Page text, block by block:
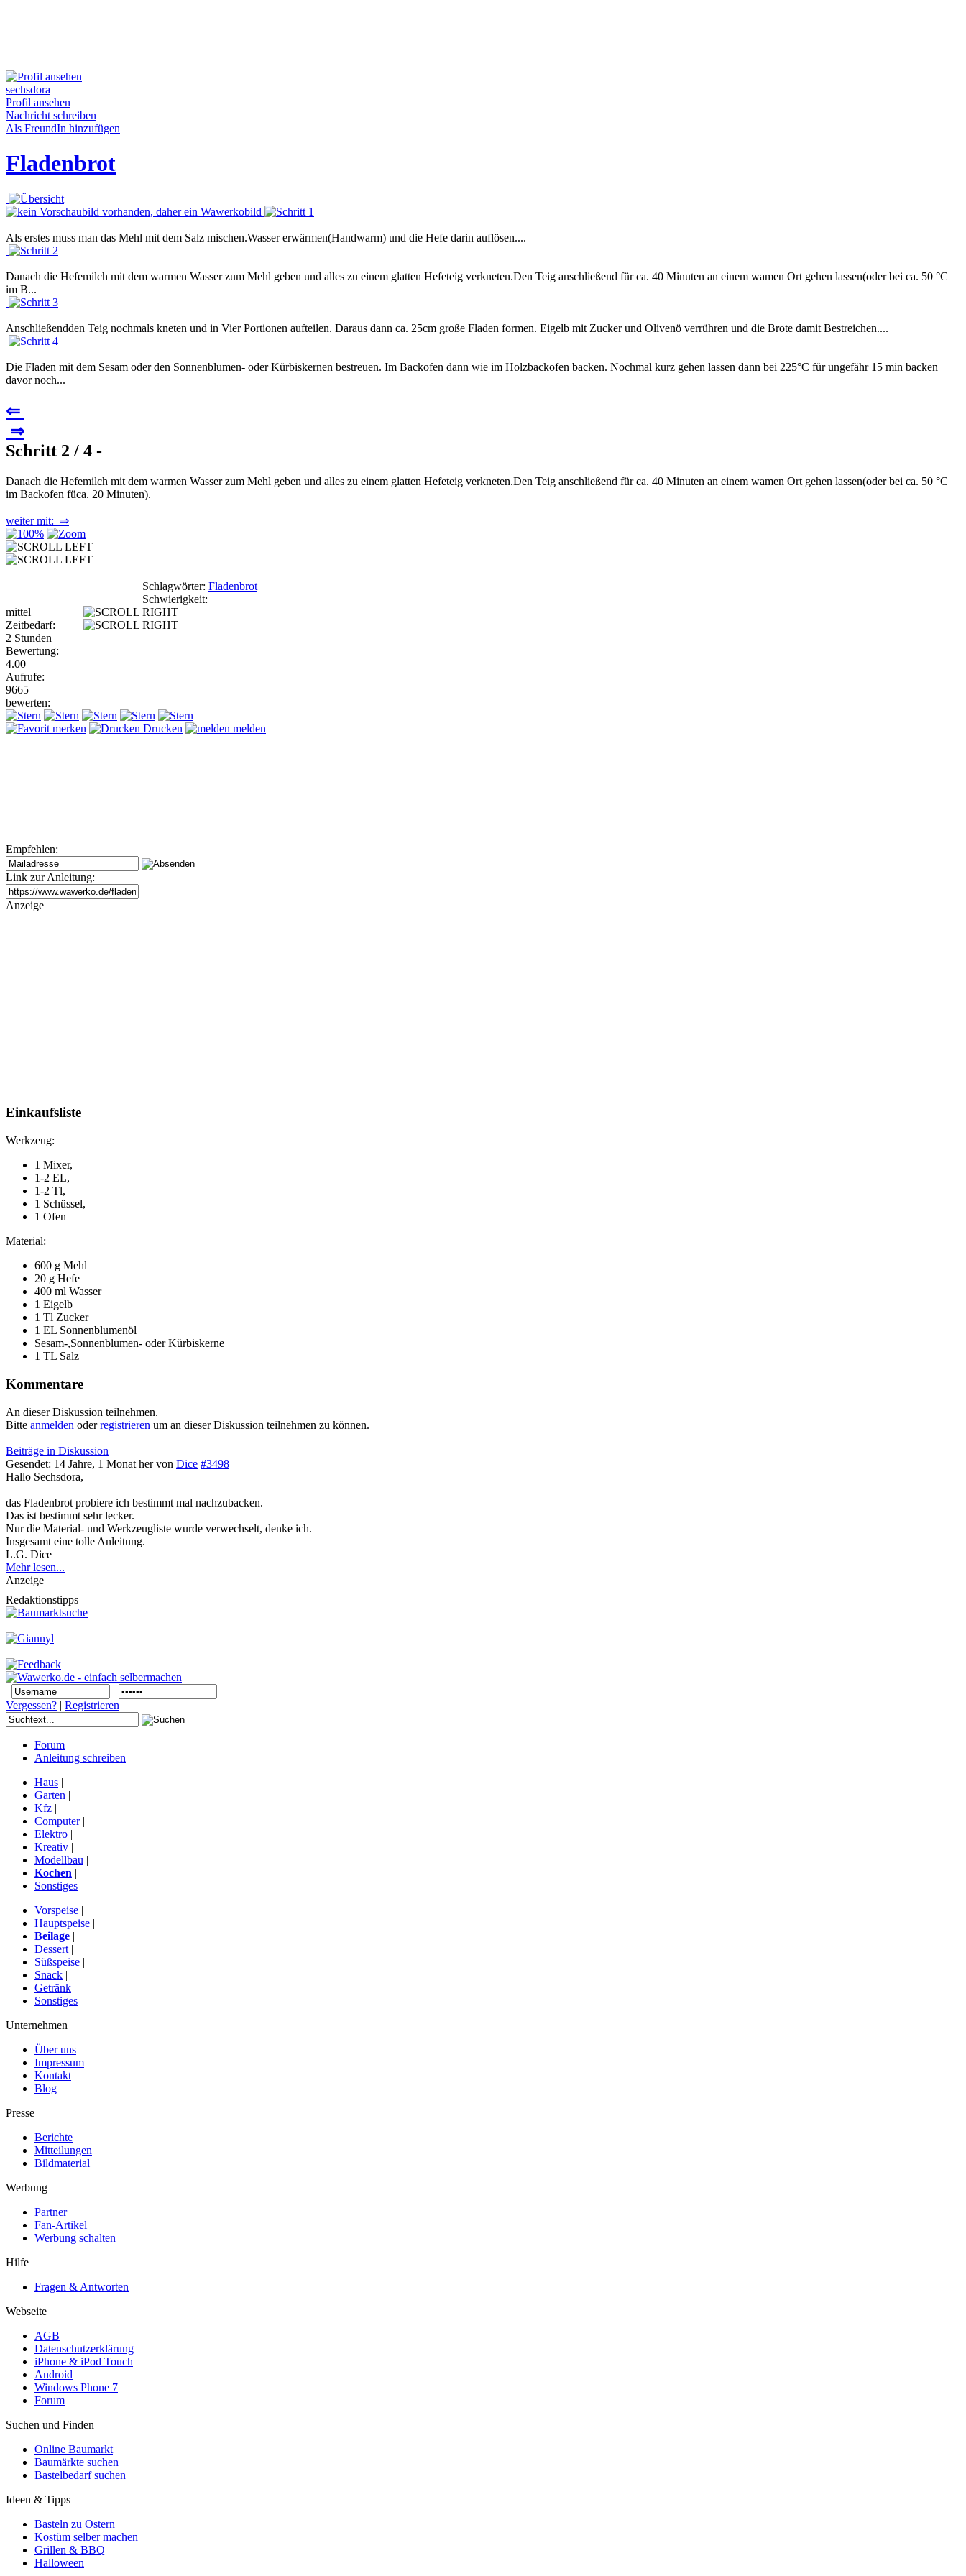
sechsdora
Profil ansehen
Nachricht schreiben
Als FreundIn hinzufügen
Fladenbrot
Als erstes muss man das Mehl mit dem Salz mischen.Wasser erwärmen(Handwarm) und die Hefe darin auflösen....
Danach die Hefemilch mit dem warmen Wasser zum Mehl geben und alles zu einem glatten Hefeteig verkneten.Den Teig anschließend für ca. 40 Minuten an einem wamen Ort gehen lassen(oder bei ca. 50 °C
im B...
Anschließendden Teig nochmals kneten und in Vier Portionen aufteilen. Daraus dann ca. 25cm große Fladen formen. Eigelb mit Zucker und Olivenö verrühren und die Brote damit Bestreichen....
Die Fladen mit dem Sesam oder den Sonnenblumen- oder Kürbiskernen bestreuen. Im Backofen dann wie im Holzbackofen backen. Nochmal kurz gehen lassen dann bei 225°C für ungefähr 15 min backen
davor noch...
⇐
⇒
Schritt 2 / 4 -
Danach die Hefemilch mit dem warmen Wasser zum Mehl geben und alles zu einem glatten Hefeteig verkneten.Den Teig anschließend für ca. 40 Minuten an einem wamen Ort gehen lassen(oder bei ca. 50 °C
im Backofen füca. 20 Minuten).
weiter mit: ⇒
Schlagwörter: Fladenbrot
Schwierigkeit:
mittel
Zeitbedarf:
2 Stunden
Bewertung:
4.00
Aufrufe:
9665
bewerten:
merken Drucken melden
Empfehlen:
Link zur Anleitung:
Anzeige
Einkaufsliste
Werkzeug:
1 Mixer,
1-2 EL,
1-2 Tl,
1 Schüssel,
1 Ofen
Material:
600 g Mehl
20 g Hefe
400 ml Wasser
1 Eigelb
1 Tl Zucker
1 EL Sonnenblumenöl
Sesam-,Sonnenblumen- oder Kürbiskerne
1 TL Salz
Kommentare
An dieser Diskussion teilnehmen.
Bitte anmelden oderregistrieren um an dieser Diskussion teilnehmen zu können.
Beiträge in Diskussion
Gesendet: 14 Jahre, 1 Monat hervon Dice #3498
Hallo Sechsdora,
das Fladenbrot probiere ich bestimmt mal nachzubacken.
Das ist bestimmt sehr lecker.
Nur die Material- und Werkzeugliste wurde verwechselt, denke ich.
Insgesamt eine tolle Anleitung.
L.G. Dice
Mehr lesen...
Anzeige
Redaktionstipps
Vergessen? | Registrieren
Forum
Anleitung schreiben
Haus |
Garten |
Kfz |
Computer|
Elektro |
Kreativ |
Modellbau |
Kochen |
Sonstiges
Vorspeise |
Hauptspeise |
Beilage |
Dessert |
Süßspeise |
Snack |
Getränk |
Sonstiges
Unternehmen
Über uns
Impressum
Kontakt
Blog
Presse
Berichte
Mitteilungen
Bildmaterial
Werbung
Partner
Fan-Artikel
Werbung schalten
Hilfe
Fragen & Antworten
Webseite
AGB
Datenschutzerklärung
iPhone & iPod Touch
Android
Windows Phone 7
Forum
Suchen und Finden
Online Baumarkt
Baumärkte suchen
Bastelbedarf suchen
Ideen & Tipps
Basteln zu Ostern
Kostüm selber machen
Grillen & BBQ
Halloween